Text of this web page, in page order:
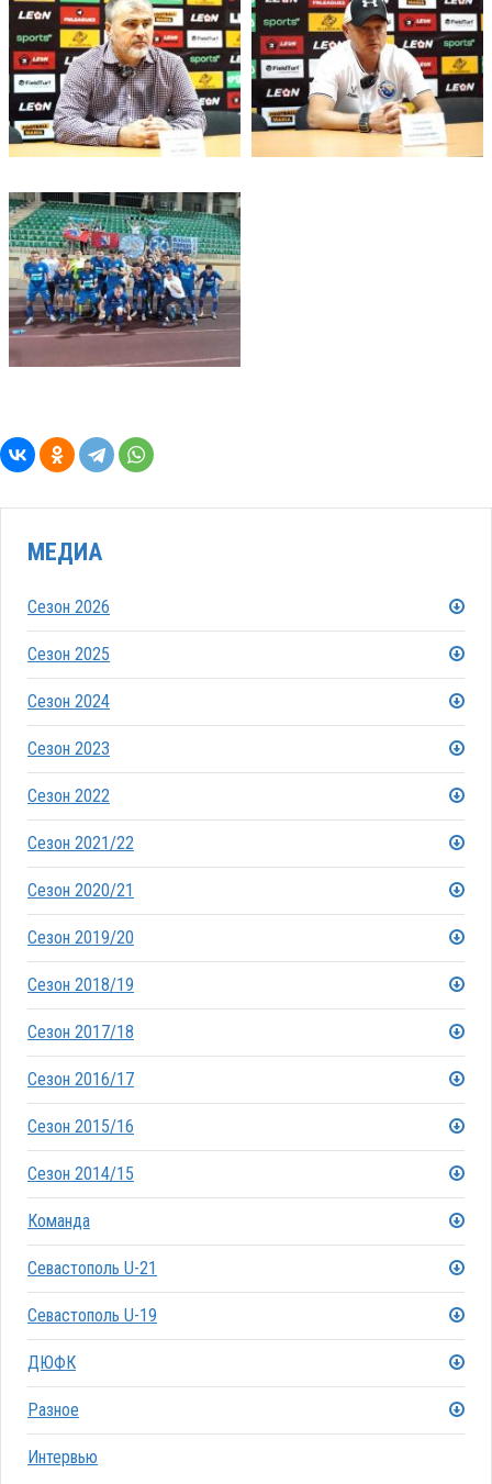
МЕДИА
Сезон 2026
Сезон 2025
Сезон 2024
Сезон 2023
Сезон 2022
Сезон 2021/22
Сезон 2020/21
Сезон 2019/20
Сезон 2018/19
Сезон 2017/18
Сезон 2016/17
Сезон 2015/16
Сезон 2014/15
Команда
Севастополь U-21
Севастополь U-19
ДЮФК
Разное
Интервью